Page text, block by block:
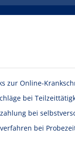
zur Online-
bei
bei
bei